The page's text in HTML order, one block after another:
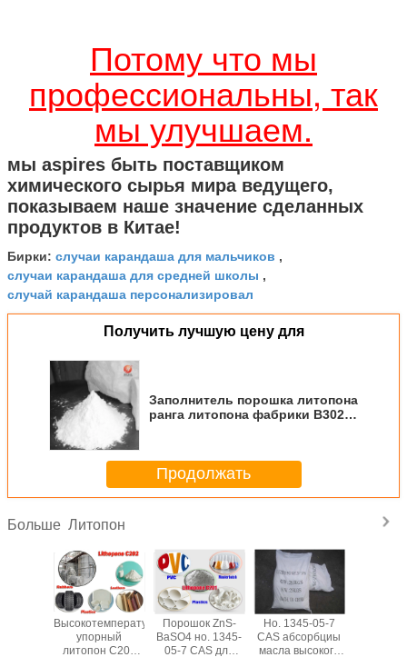
Потому что мы
профессиональны, так
мы улучшаем.
мы aspires быть поставщиком
химического сырья мира ведущего,
показываем наше значение сделанных
продуктов в Китае!
Бирки: случаи карандаша для мальчиков ,
случаи карандаша для средней школы ,
случай карандаша персонализировал
Получить лучшую цену для
Заполнитель порошка литопона
ранга литопона фабрики B302
Продолжать
Больше Литопон
Высокотемпературный
упорный
литопон C202
Порошок ZnS-
BaSO4 но. 1345-
05-7 CAS для
Но. 1345-05-7
CAS абсорбциы
масла высокого